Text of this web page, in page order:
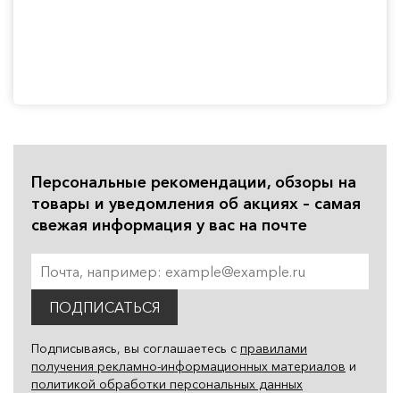
Персональные рекомендации, обзоры на
товары и уведомления об акциях – самая
свежая информация у вас на почте
ПОДПИСАТЬСЯ
Подписываясь, вы соглашаетесь с правилами
получения рекламно-информационных материалов и
политикой обработки персональных данных